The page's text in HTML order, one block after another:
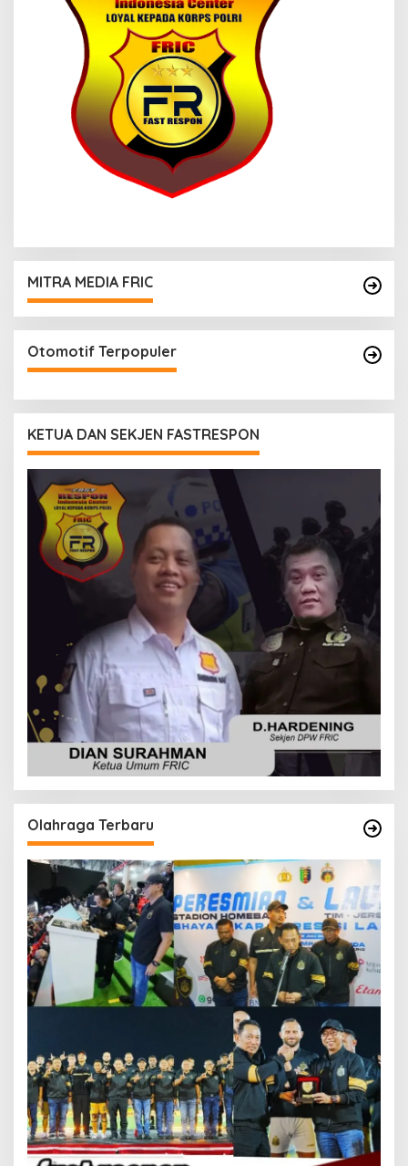
MITRA MEDIA FRIC
Otomotif Terpopuler
KETUA DAN SEKJEN FASTRESPON
Olahraga Terbaru